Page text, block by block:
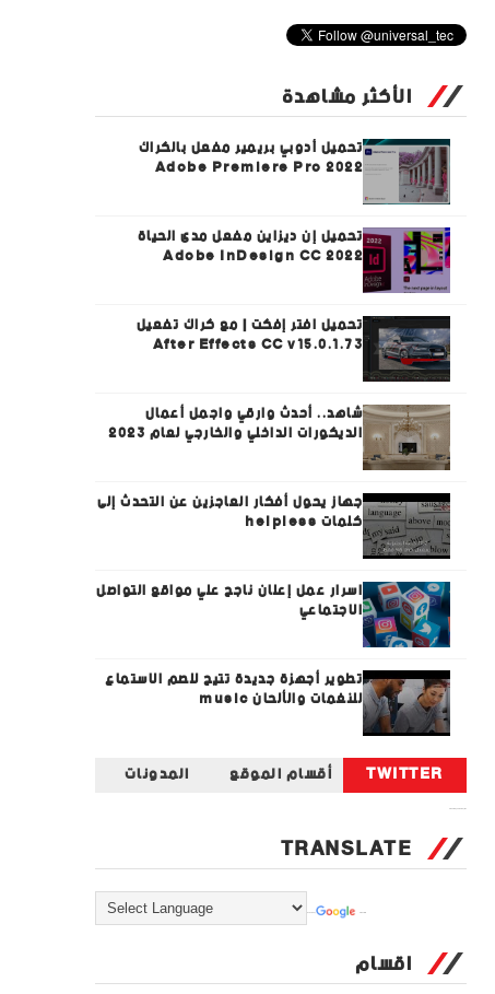
الأكثر مشاهدة
تحميل أدوبي بريمير مفعل بالكراك
Adobe Premiere Pro 2022
تحميل إن ديزاين مفعل مدى الحياة
Adobe InDesign CC 2022
تحميل افتر إفكت | مع كراك تفعيل
After Effects CC v15.0.1.73
شاهد.. أحدث وارقي واجمل أعمال
الديكورات الداخلي والخارجي لعام 2023
جهاز يحول أفكار العاجزين عن التحدث إلى
كلمات helpless
اسرار عمل إعلان ناجح علي مواقع التواصل
الاجتماعي
تطوير أجهزة جديدة تتيح للصم الاستماع
للنغمات والألحان music
TWITTER أقسام الموقع المدونات
TRANSLATE
اقسام